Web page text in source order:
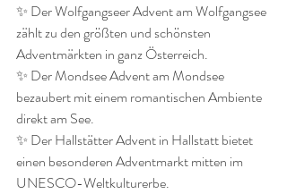
✨ Der Wolfgangseer Advent am Wolfgangsee
zählt zu den größten und schönsten
Adventmärkten in ganz Österreich.
✨ Der Mondsee Advent am Mondsee
bezaubert mit einem romantischen Ambiente
direkt am See.
✨ Der Hallstätter Advent in Hallstatt bietet
einen besonderen Adventmarkt mitten im
UNESCO-Weltkulturerbe.